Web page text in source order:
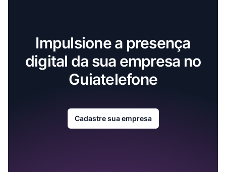
Impulsione a presença
digital da sua empresa no
Guiatelefone
Cadastre sua empresa